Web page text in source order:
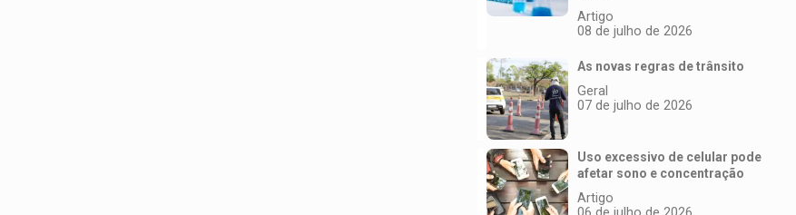
Artigo
08 de julho de 2026
As novas regras de trânsito
Geral
07 de julho de 2026
Uso excessivo de celular pode
afetar sono e concentração
Artigo